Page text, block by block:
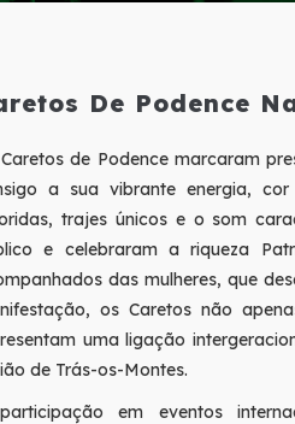
De Podence
de Podence marcaram
a sua vibrante energia,
trajes únicos e o som
e celebraram a riqueza
das mulheres, que
os Caretos não
uma ligação
de Trás-os-Montes.
em eventos